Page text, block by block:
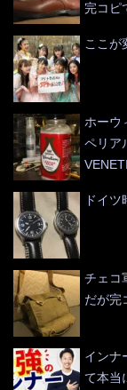
完コピ
ここが
ホーウ
ペリ
ドイ
チェコ
だが完
インナ
て本当